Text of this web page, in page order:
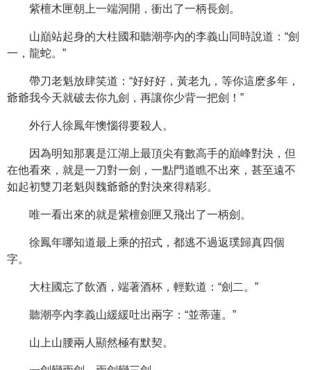
紫檀木匣朝上一端洞開，衝出了一柄長劍。
山巔站起身的大柱國和聽潮亭內的李義山同時說道：“劍
一，龍蛇。”
帶刀老魁放肆笑道：“好好好，黃老九，等你這麽多年，
爺爺我今天就破去你九劍，再讓你少背一把劍！”
外行人徐鳳年懊惱得要殺人。
因為明知那裏是江湖上最頂尖有數高手的巔峰對決，但
在他看來，就是一刀對一劍，一點門道瞧不出來，甚至遠不
如起初雙刀老魁與魏爺爺的對決來得精彩。
唯一看出來的就是紫檀劍匣又飛出了一柄劍。
徐鳳年哪知道最上乘的招式，都逃不過返璞歸真四個
字。
大柱國忘了飲酒，端著酒杯，輕歎道：“劍二。”
聽潮亭內李義山緩緩吐出兩字：“並蒂蓮。”
山上山腰兩人顯然極有默契。